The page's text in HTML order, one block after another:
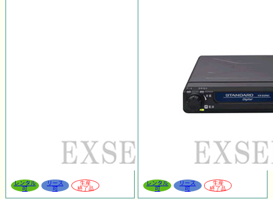
レンタル
可
リース
可
生産
終了品
レンタル
可
リース
可
生産
終了品